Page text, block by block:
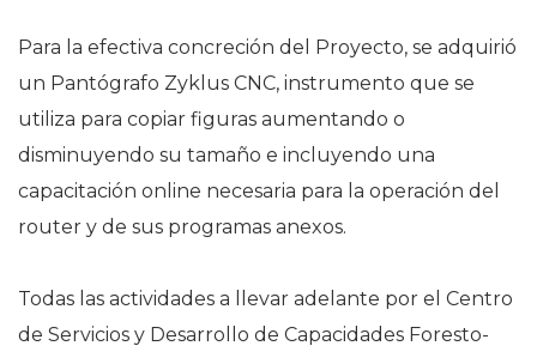
Para la efectiva concreción del Proyecto, se adquirió
un Pantógrafo Zyklus CNC, instrumento que se
utiliza para copiar figuras aumentando o
disminuyendo su tamaño e incluyendo una
capacitación online necesaria para la operación del
router y de sus programas anexos.
Todas las actividades a llevar adelante por el Centro
de Servicios y Desarrollo de Capacidades Foresto-